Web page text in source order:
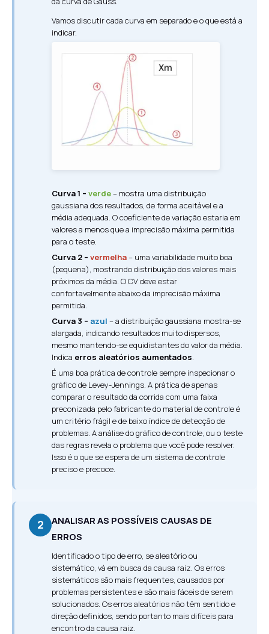
Vamos discutir cada curva em separado e o que está a
indicar.
Curva 1 – verde– mostra uma distribuição
gaussiana dos resultados, de forma aceitável e a
média adequada. O coeficiente de variação estaria em
valores a menos que a imprecisão máxima permitida
para o teste.
Curva 2 – vermelha– uma variabilidade muito boa
(pequena), mostrando distribuição dos valores mais
próximos da média. O CV deve estar
confortavelmente abaixo da imprecisão máxima
permitida.
Curva 3 – azul – a distribuição gaussiana mostra-se
alargada, indicando resultados muito dispersos,
mesmo mantendo-se equidistantes do valor da média.
Indica erros aleatórios aumentados
É uma boa prática de controle sempre inspecionar o
gráfico de Levey-Jennings. A prática de apenas
comparar o resultado da corrida com uma faixa
preconizada pelo fabricante do material de controle é
um critério frágil e de baixo índice de detecção de
problemas. A análise do gráfico de controle, ou o teste
das regras revela o problema que você pode resolver.
Isso é o que se espera de um sistema de controle
preciso e precoce.
2
ANALISAR AS POSSÍVEIS CAUSAS DE
ERROS
Identificado o tipo de erro, se aleatório ou
sistemático, vá em busca da causa raiz. Os erros
sistemáticos são mais frequentes, causados por
problemas persistentes e são mais fáceis de serem
solucionados. Os erros aleatórios não têm sentido e
direção definidos, sendo portanto mais difíceis para
encontro da causa raiz.